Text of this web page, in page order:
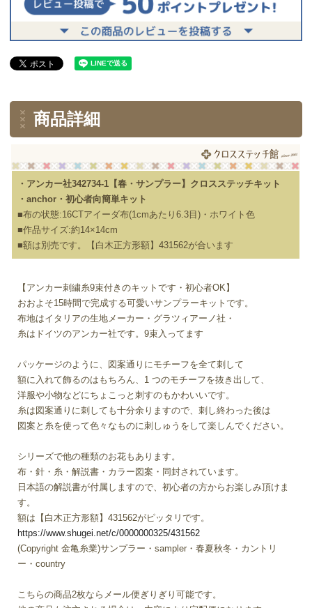
商品詳細
・アンカー社342734-1【春・サンプラー】クロスステッチキット
・anchor・初心者向簡単キット
■布の状態:16CTアイーダ布(1cmあたり6.3目)・ホワイト色
■作品サイズ:約14×14cm
■額は別売です。【白木正方形額】431562が合います
【アンカー刺繍糸9束付きのキットです・初心者OK】
おおよそ15時間で完成する可愛いサンプラーキットです。
布地はイタリアの生地メーカー・グラツィアーノ社・
糸はドイツのアンカー社です。9束入ってます
パッケージのように、図案通りにモチーフを全て刺して
額に入れて飾るのはもちろん、1 つのモチーフを抜き出して、
洋服や小物などにちょこっと刺すのもかわいいです。
糸は図案通りに刺しても十分余りますので、刺し終わった後は
図案と糸を使って色々なものに刺しゅうをして楽しんでください。
シリーズで他の種類のお花もあります。
布・針・糸・解説書・カラー図案・同封されています。
日本語の解説書が付属しますので、初心者の方からお楽しみ頂けま
す。
額は【白木正方形額】431562がピッタリです。
https://www.shugei.net/c/0000000325/431562
(Copyright 金亀糸業)サンプラー・sampler・春夏秋冬・カントリ
ー・country
こちらの商品2枚ならメール便ぎりぎり可能です。